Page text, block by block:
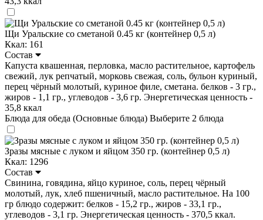
Щи Уральские со сметаной 0.45 кг (контейнер 0,5 л)
Ккал: 161
Состав
Капуста квашенная, перловка, масло растительное, картофель
свежий, лук репчатый, морковь свежая, соль, бульон куриный,
перец чёрный молотый, куриное филе, сметана. белков - 3 гр.,
жиров - 1,1 гр., углеводов - 3,6 гр. Энергетическая ценность -
35,8 ккал
Блюда для обеда (Основные блюда) Выберите 2 блюда
Зразы мясные с луком и яйцом 350 гр. (контейнер 0,5 л)
Ккал: 1296
Состав
Свинина, говядина, яйцо куриное, соль, перец чёрный
молотый, лук, хлеб пшеничный, масло растительное. На 100
гр блюдо содержит: белков - 15,2 гр., жиров - 33,1 гр.,
углеводов - 3,1 гр. Энергетическая ценность - 370,5 ккал.